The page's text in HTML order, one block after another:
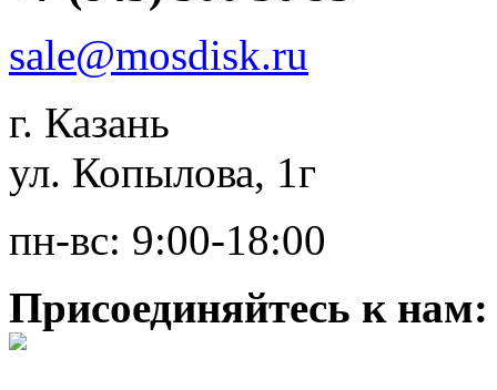
sale@mosdisk.ru
г. Казань
ул. Копылова, 1г
пн-вс: 9:00-18:00
Присоединяйтесь к нам: